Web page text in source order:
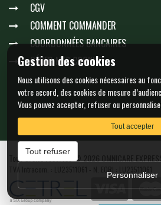
CGV
COMMENT COMMANDER
COORDONNÉES BANCAIRES
GÉRER MES COOKIES
Tous droits réservés © 2026 OMNICARE EXPRESS
Gestion des cookies
Nous utilisons des cookies nécessaires au
votre accord, des cookies de mesure
Vous pouvez accepter, refuser ou
Tout accepter
Tout refuser
Personnaliser